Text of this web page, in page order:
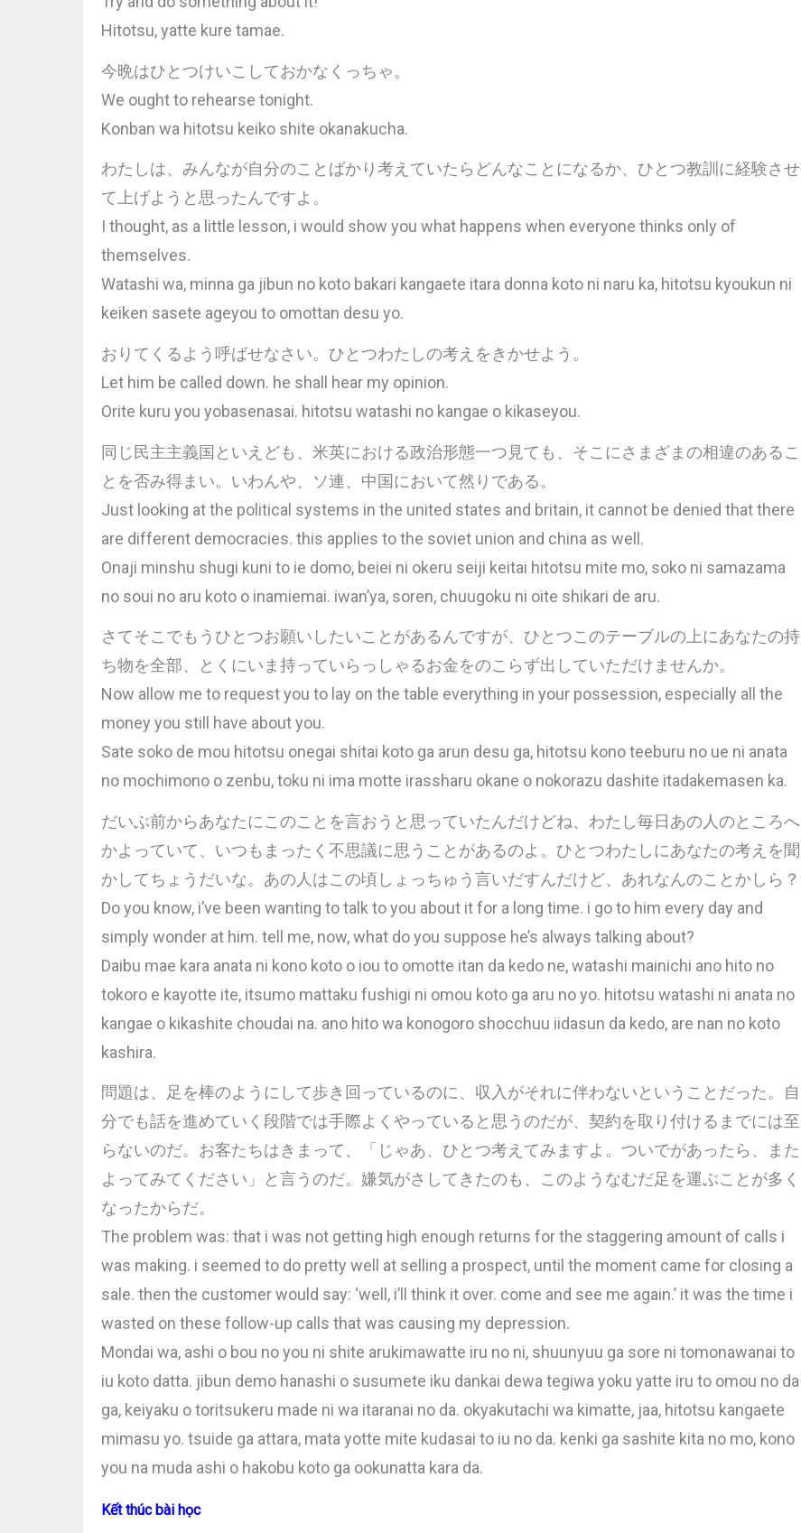
Hitotsu, yatte kure tamae.
今晩はひとつけいこしておかなくっちゃ。
We ought to rehearse tonight.
Konban wa hitotsu keiko shite okanakucha.
わたしは、みんなが自分のことばかり考えていたらどんなことになるか、ひとつ教訓に経験させ
て上げようと思ったんですよ。
I thought, as a little lesson, i would show you what happens when everyone thinks only of
themselves.
Watashi wa, minna ga jibun no koto bakari kangaete itara donna koto ni naru ka, hitotsu kyoukun ni
keiken sasete ageyou to omottan desu yo.
おりてくるよう呼ばせなさい。ひとつわたしの考えをきかせよう。
Let him be called down. he shall hear my opinion.
Orite kuru you yobasenasai. hitotsu watashi no kangae o kikaseyou.
同じ民主主義国といえども、米英における政治形態一つ見ても、そこにさまざまの相違のあるこ
とを否み得まい。いわんや、ソ連、中国において然りである。
Just looking at the political systems in the united states and britain, it cannot be denied that there
are different democracies. this applies to the soviet union and china as well.
Onaji minshu shugi kuni to ie domo, beiei ni okeru seiji keitai hitotsu mite mo, soko ni samazama
no soui no aru koto o inamiemai. iwan’ya, soren, chuugoku ni oite shikari de aru.
さてそこでもうひとつお願いしたいことがあるんですが、ひとつこのテーブルの上にあなたの持
ち物を全部、とくにいま持っていらっしゃるお金をのこらず出していただけませんか。
Now allow me to request you to lay on the table everything in your possession, especially all the
money you still have about you.
Sate soko de mou hitotsu onegai shitai koto ga arun desu ga, hitotsu kono teeburu no ue ni anata
no mochimono o zenbu, toku ni ima motte irassharu okane o nokorazu dashite itadakemasen ka.
だいぶ前からあなたにこのことを言おうと思っていたんだけどね、わたし毎日あの人のところへ
かよっていて、いつもまったく不思議に思うことがあるのよ。ひとつわたしにあなたの考えを聞
かしてちょうだいな。あの人はこの頃しょっちゅう言いだすんだけど、あれなんのことかしら？
Do you know, i’ve been wanting to talk to you about it for a long time. i go to him every day and
simply wonder at him. tell me, now, what do you suppose he’s always talking about?
Daibu mae kara anata ni kono koto o iou to omotte itan da kedo ne, watashi mainichi ano hito no
tokoro e kayotte ite, itsumo mattaku fushigi ni omou koto ga aru no yo. hitotsu watashi ni anata no
kangae o kikashite choudai na. ano hito wa konogoro shocchuu iidasun da kedo, are nan no koto
kashira.
問題は、足を棒のようにして歩き回っているのに、収入がそれに伴わないということだった。自
分でも話を進めていく段階では手際よくやっていると思うのだが、契約を取り付けるまでには至
らないのだ。お客たちはきまって、「じゃあ、ひとつ考えてみますよ。ついでがあったら、また
よってみてください」と言うのだ。嫌気がさしてきたのも、このようなむだ足を運ぶことが多く
なったからだ。
The problem was: that i was not getting high enough returns for the staggering amount of calls i
was making. i seemed to do pretty well at selling a prospect, until the moment came for closing a
sale. then the customer would say: ‘well, i’ll think it over. come and see me again.’ it was the time i
wasted on these follow-up calls that was causing my depression.
Mondai wa, ashi o bou no you ni shite arukimawatte iru no ni, shuunyuu ga sore ni tomonawanai to
iu koto datta. jibun demo hanashi o susumete iku dankai dewa tegiwa yoku yatte iru to omou no da
ga, keiyaku o toritsukeru made ni wa itaranai no da. okyakutachi wa kimatte, jaa, hitotsu kangaete
mimasu yo. tsuide ga attara, mata yotte mite kudasai to iu no da. kenki ga sashite kita no mo, kono
you na muda ashi o hakobu koto ga ookunatta kara da.
Kết thúc bài học